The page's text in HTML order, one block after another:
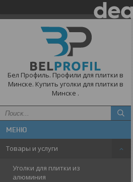
Бел Профиль. Профили для плитки в
Минске. Купить уголки для плитки в
Минске .
Товары и услуги
Уголки для плитки из
алюминия